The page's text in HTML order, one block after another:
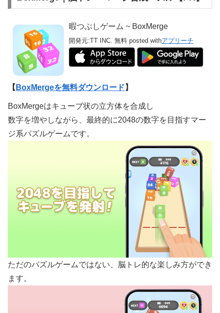
暇つぶしゲーム ~ BoxMerge
開発元:TT INC. 無料 posted withアプリーチ
【 BoxMergeを無料ダウンロード 】
BoxMergeはキューブ状の立方体を合成し
数字を増やしながら、最終的に2048の数字を目指すマー
ジ系パズルゲームです。
ただのパズルゲームではない、脳トレ的な楽しみ方ができ
ます。